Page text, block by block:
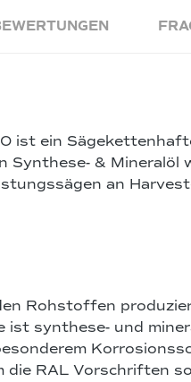
ist ein
Synthese- & Mineralöl
an
Rohstoffen
ist synthese- und
RAL Vorschriften